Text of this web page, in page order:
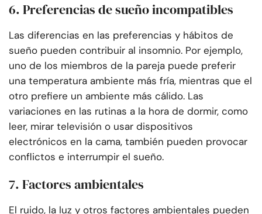
6. Preferencias de sueño incompatibles
Las diferencias en las preferencias y hábitos de
sueño pueden contribuir al insomnio. Por ejemplo,
uno de los miembros de la pareja puede preferir
una temperatura ambiente más fría, mientras que el
otro prefiere un ambiente más cálido. Las
variaciones en las rutinas a la hora de dormir, como
leer, mirar televisión o usar dispositivos
electrónicos en la cama, también pueden provocar
conflictos e interrumpir el sueño.
7. Factores ambientales
El ruido, la luz y otros factores ambientales pueden